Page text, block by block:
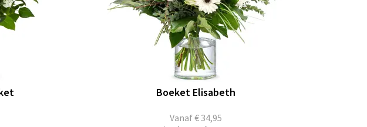
Vanaf€ 34,95
Boeket Elisabeth